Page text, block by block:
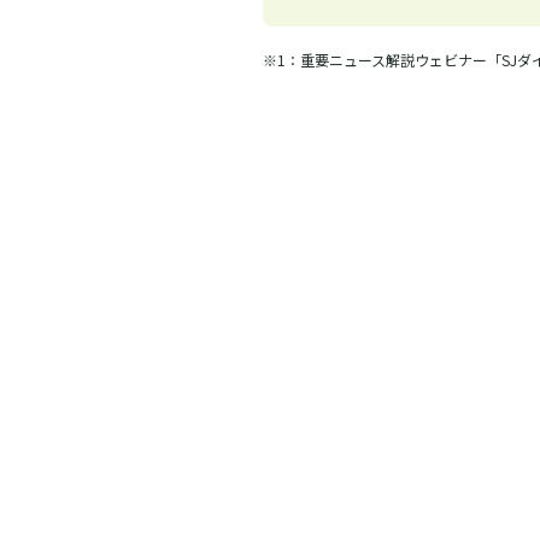
※1：重要ニュース解説ウェビナー「SJダ